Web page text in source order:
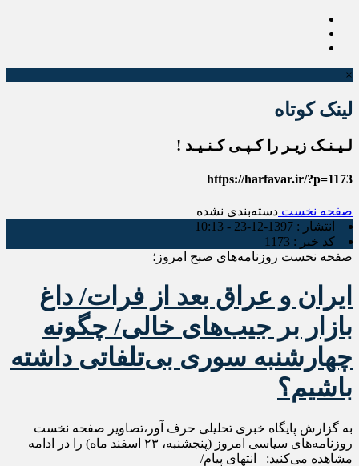
×
لینک کوتاه
لـیـنـک زیـر را کـپـی کـنـیـد !
https://harfavar.ir/?p=1173
صفحه نخست دسته‌بندی نشده
انتشار : 1397-12-23 - 10:13
کد خبر : 1173
صفحه نخست روزنامه‌های صبح امروز؛
ایران و عراق بعد از فرات/ داغ
بازار بر جیب‌های خالی/ چگونه
چهارشنبه سوری بی‌تلفاتی داشته
باشیم؟
به گزارش پایگاه خبری تحلیلی حرف آور،تصاویر صفحه نخست
روزنامه‌های سیاسی امروز (پنجشنبه، ۲۳ اسفند ماه) را در ادامه
مشاهده می‌کنید: انتهای پیام/